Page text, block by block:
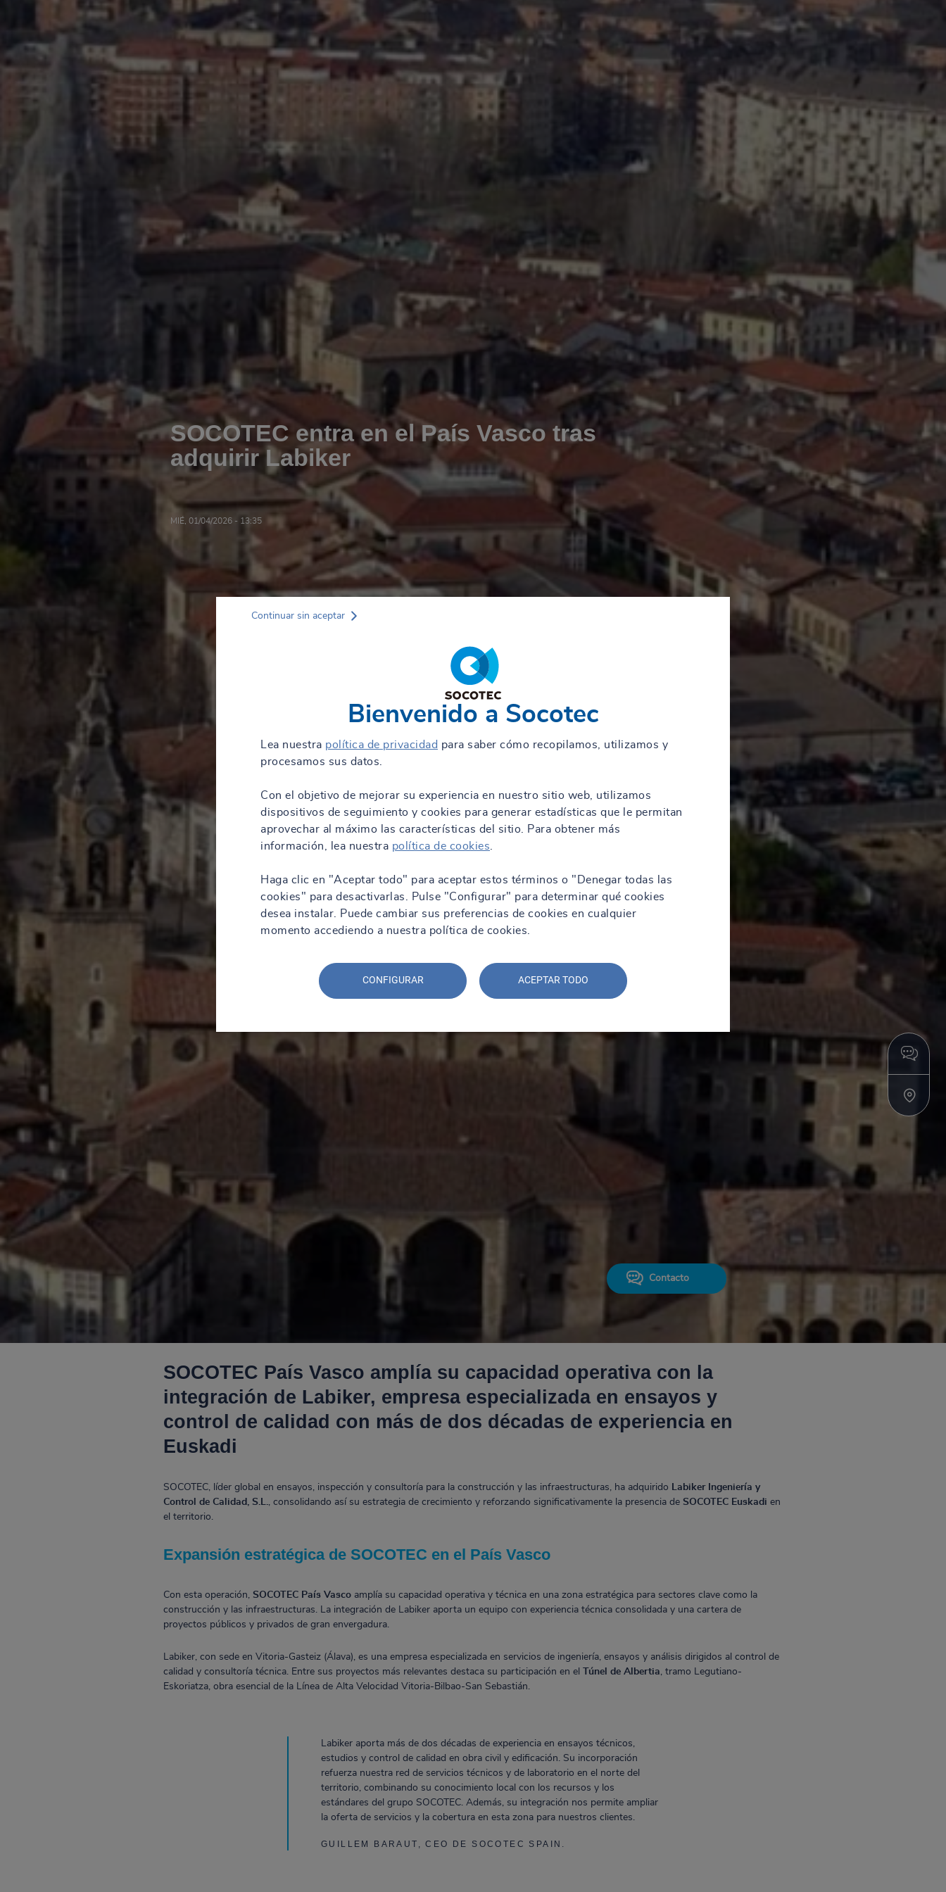
SOCOTEC entra en el País Vasco tras
adquirir Labiker
MIÉ, 01/04/2026 - 13:35
Contacto
SOCOTEC País Vasco amplía su capacidad operativa con la
integración de Labiker, empresa especializada en ensayos y
control de calidad con más de dos décadas de experiencia en
Euskadi
SOCOTEC, líder global en ensayos, inspección y consultoría para la construcción y las infraestructuras, ha adquirido Labiker Ingeniería y
Control de Calidad, S.L., consolidando así su estrategia de crecimiento y reforzando significativamente la presencia de SOCOTEC Euskadi en
el territorio.
Expansión estratégica de SOCOTEC en el País Vasco
Con esta operación, SOCOTEC País Vasco amplía su capacidad operativa y técnica en una zona estratégica para sectores clave como la
construcción y las infraestructuras. La integración de Labiker aporta un equipo con experiencia técnica consolidada y una cartera de
proyectos públicos y privados de gran envergadura.
Labiker, con sede en Vitoria-Gasteiz (Álava), es una empresa especializada en servicios de ingeniería, ensayos y análisis dirigidos al control de
calidad y consultoría técnica. Entre sus proyectos más relevantes destaca su participación en el
Túnel de Albertia, tramo Legutiano-
Eskoriatza, obra esencial de la Línea de Alta Velocidad Vitoria-Bilbao-San Sebastián.
Labiker aporta más de dos décadas de experiencia en ensayos técnicos,
estudios y control de calidad en obra civil y edificación. Su incorporación
refuerza nuestra red de servicios técnicos y de laboratorio en el norte del
territorio, combinando su conocimiento local con los recursos y los
estándares del grupo SOCOTEC. Además, su integración nos permite ampliar
la oferta de servicios y la cobertura en esta zona para nuestros clientes.
GUILLEM BARAUT, CEO DE SOCOTEC SPAIN.
Bienvenido a Socotec
Lea nuestra política de privacidad para saber cómo recopilamos, utilizamos y
procesamos sus datos.
Con el objetivo de mejorar su experiencia en nuestro sitio web, utilizamos
dispositivos de seguimiento y cookies para generar estadísticas que le permitan
aprovechar al máximo las características del sitio. Para obtener más
información, lea nuestra política de cookies
Haga clic en "Aceptar todo" para aceptar estos términos o "Denegar todas las
cookies" para desactivarlas. Pulse "Configurar" para determinar qué cookies
desea instalar. Puede cambiar sus preferencias de cookies en cualquier
momento accediendo a nuestra política de cookies.
CONFIGURAR ACEPTAR TODO
Continuar sin aceptar